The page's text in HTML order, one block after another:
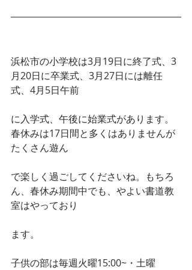
浜松市の小学校は3月19日に終了式、3
月20日に卒業式、3月27日には離任
式、4月5日午前
に入学式、午後に始業式があります。
春休みは17日間と多くはありませんが
たくさん遊ん
で楽しく過ごしてくださいね。もちろ
ん、春休み期間中でも、やよい書道教
室はやっており
ます。
子供の部は毎週火曜15:00~・土曜